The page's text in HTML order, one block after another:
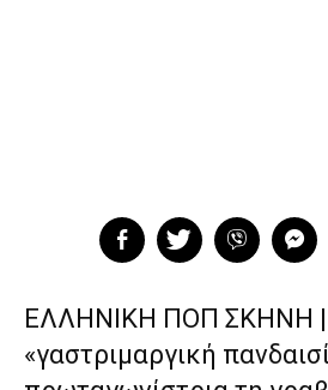
ΕΛΛΗΝΙΚΗ ΠΟΠ ΣΚΗΝΗ |
«γαστριμαργική